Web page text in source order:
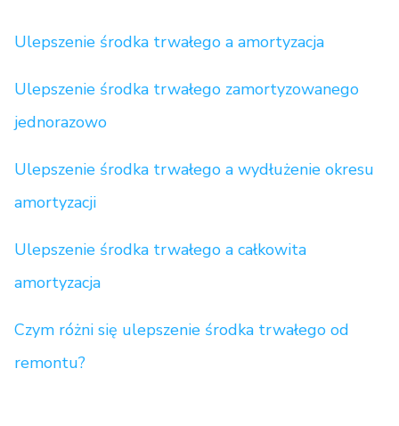
Ulepszenie środka trwałego a amortyzacja
Ulepszenie środka trwałego zamortyzowanego
jednorazowo
Ulepszenie środka trwałego a wydłużenie okresu
amortyzacji
Ulepszenie środka trwałego a całkowita
amortyzacja
Czym różni się ulepszenie środka trwałego od
remontu?